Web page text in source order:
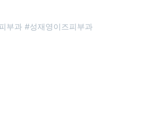
부과 #성재영이즈피부과